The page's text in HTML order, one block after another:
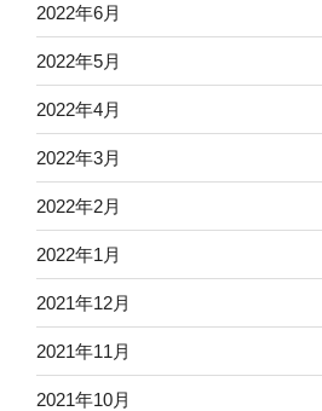
2022年6月
2022年5月
2022年4月
2022年3月
2022年2月
2022年1月
2021年12月
2021年11月
2021年10月